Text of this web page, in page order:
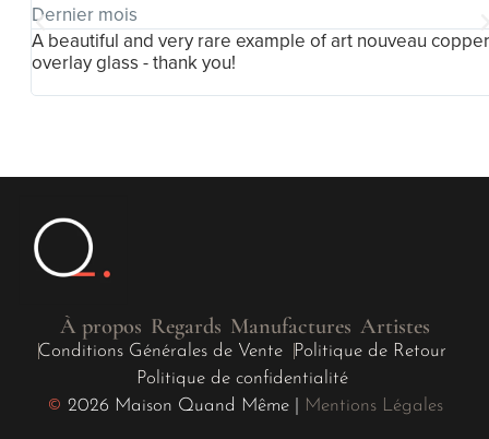
Dernier mois
A beautiful and very rare example of art nouveau
overlay glass - thank you!
À propos Regards Manufactures Artistes
Conditions Générales de Vente
Politique de Retour
Politique de confidentialité
© 2026 Maison Quand Même | Mentions Légales